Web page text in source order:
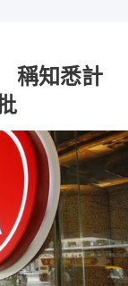
稱知悉計